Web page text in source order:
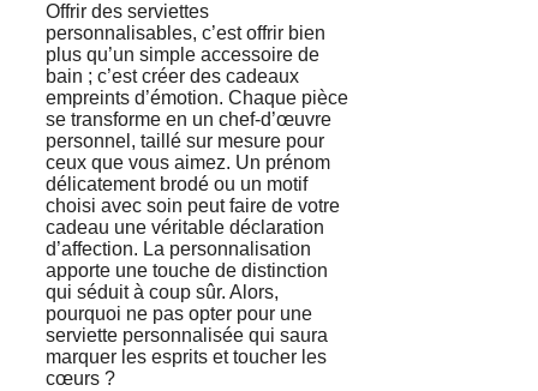
Offrir des serviettes
personnalisables, c’est offrir bien
plus qu’un simple accessoire de
bain ; c’est créer des cadeaux
empreints d’émotion. Chaque pièce
se transforme en un chef-d’œuvre
personnel, taillé sur mesure pour
ceux que vous aimez. Un prénom
délicatement brodé ou un motif
choisi avec soin peut faire de votre
cadeau une véritable déclaration
d’affection. La personnalisation
apporte une touche de distinction
qui séduit à coup sûr. Alors,
pourquoi ne pas opter pour une
serviette personnalisée qui saura
marquer les esprits et toucher les
cœurs ?